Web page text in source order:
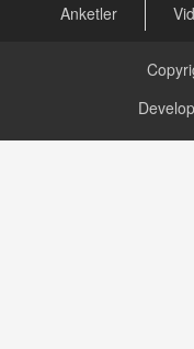
CAN
Değişen
GÜNLÜK
Günlük
Anketler